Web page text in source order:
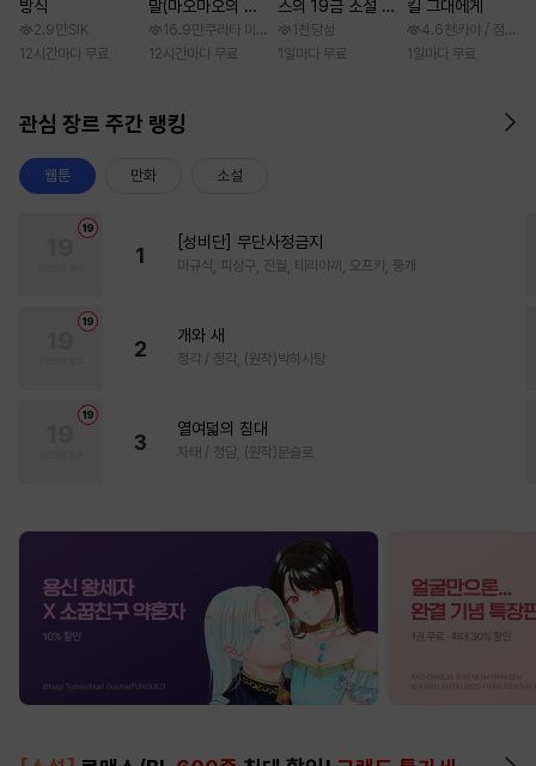
방식
2.9만 SIK
12시간마다 무료
말(마오마오의 후
궁 수수께끼 풀이
수첩)
16.9만 쿠라타 미노지 / 휴우가 나츠
12시간마다 무료
스의 19금 소설 속
가정부 빙의기
1천 당성
1일마다 무료
킬 그대에게
4.6천 카야 / 점면, (
1일마다 무료
관심 장르 주간 랭킹
웹툰 만화 소설
1
[성비단] 무단사정금지
마규식, 피상구, 진월, 테리야끼, 오프카, 뚱개
2
개와 새
정각 / 정각, (원작)박하사탕
3
열여덟의 침대
자태 / 청담, (원작)문슬로